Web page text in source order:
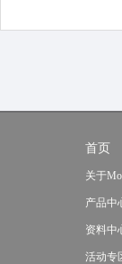
首页
关于
产品中
资料中
活动专